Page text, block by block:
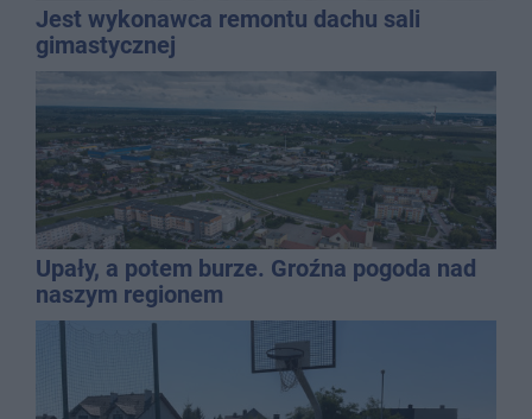
Jest wykonawca remontu dachu sali
gimastycznej
Upały, a potem burze. Groźna pogoda nad
naszym regionem